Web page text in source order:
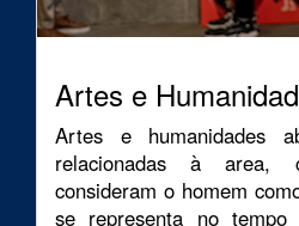
Artes e
Artes e humanidades
relacionadas à area,
consideram o homem
se representa no